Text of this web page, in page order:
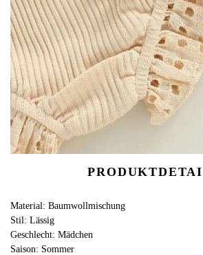
Material: Baumwollmischung
Stil: Lässig
Geschlecht: Mädchen
Saison: Sommer